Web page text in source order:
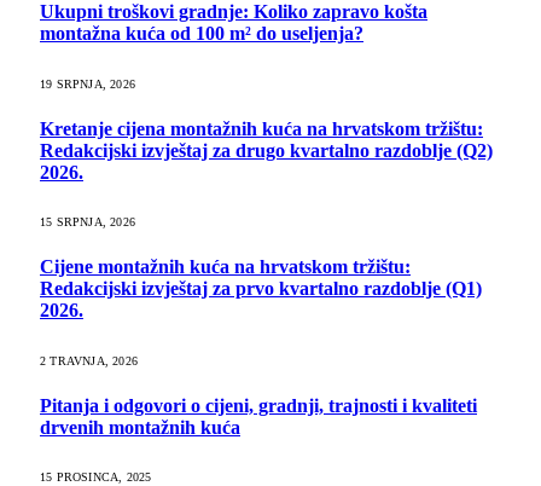
Ukupni troškovi gradnje: Koliko zapravo košta
montažna kuća od 100 m² do useljenja?
19 SRPNJA, 2026
Kretanje cijena montažnih kuća na hrvatskom tržištu:
Redakcijski izvještaj za drugo kvartalno razdoblje (Q2)
2026.
15 SRPNJA, 2026
Cijene montažnih kuća na hrvatskom tržištu:
Redakcijski izvještaj za prvo kvartalno razdoblje (Q1)
2026.
2 TRAVNJA, 2026
Pitanja i odgovori o cijeni, gradnji, trajnosti i kvaliteti
drvenih montažnih kuća
15 PROSINCA, 2025